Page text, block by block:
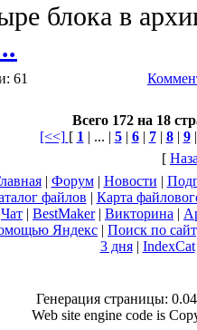
блока в
61
Всего 172 на 18
[<<] [ 1 | ... | 5| 6| 7| 8| 9
[
| Форум| Новости |
файлов | Карта
Чат | BestMaker| Викторина |
Яндекс | Поиск по
3 дня| IndexCat
Генерация страницы:
Web site engine code is